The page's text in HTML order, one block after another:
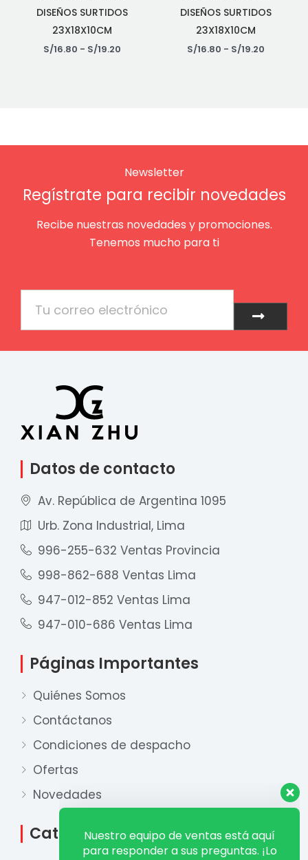
DISEÑOS SURTIDOS
23X18X10CM
S/16.80 - S/19.20
DISEÑOS SURTIDOS
23X18X10CM
S/16.80 - S/19.20
Newsletter
Regístrate para recibir novedades
Recibe nuestras novedades y promociones.
Tenemos mucho para ti
Enviar
Datos de contacto
Av. República de Argentina 1095
Urb. Zona Industrial, Lima
996-255-632 Ventas Provincia
998-862-688 Ventas Lima
947-012-852 Ventas Lima
947-010-686 Ventas Lima
Páginas Importantes
Quiénes Somos
Contáctanos
Condiciones de despacho
Ofertas
Novedades
Categorías
para responder a sus preguntas. ¡Lo
Ventas Provincia